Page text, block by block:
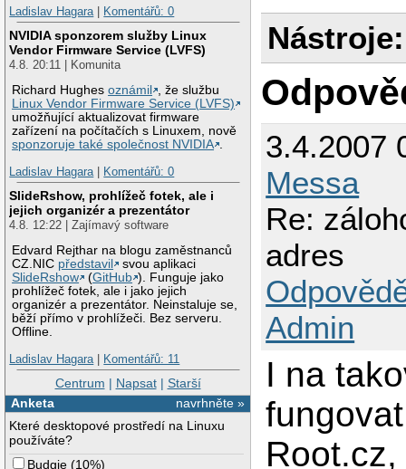
Ladislav Hagara| Komentářů: 0
NVIDIA sponzorem služby Linux
Vendor Firmware Service (LVFS)
4.8. 20:11 | Komunita
Richard Hughesoznámil
, že službu
Linux Vendor Firmware Service (LVFS)
umožňující aktualizovat firmware
zařízení na počítačích s Linuxem, nově
sponzoruje také společnost NVIDIA .
Ladislav Hagara| Komentářů: 0
SlideRshow, prohlížeč fotek, ale i
jejich organizér a prezentátor
4.8. 12:22 | Zajímavý software
Edvard Rejthar na blogu zaměstnanců
CZ.NIC představil
svou aplikaci
SlideRshow
(GitHub ). Funguje jako
prohlížeč fotek, ale i jako jejich
organizér a prezentátor. Neinstaluje se,
běží přímo v prohlížeči. Bez serveru.
Offline.
Ladislav Hagara| Komentářů: 11
Centrum | Napsat| Starší
navrhněte »
Anketa
Které desktopové prostředí na Linuxu
používáte?
Budgie (10%)
Nástroje:
3.4.2007
Messa
Re:
adres
Admin
I na
Root.cz,